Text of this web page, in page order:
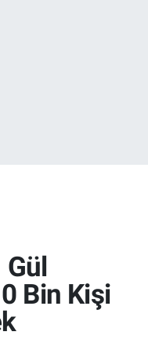
Gül
Bin Kişi